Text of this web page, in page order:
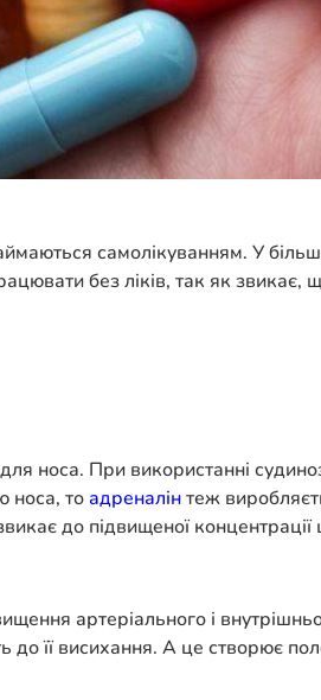
самолікуванням. У
без ліків, так як звикає,
носа. При використанні
носа, то адреналінтеж
до підвищеної
артеріального і
її висихання. А це створює